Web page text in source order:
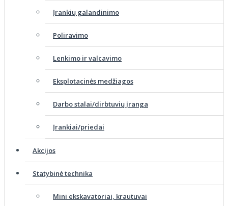
Įrankių galandinimo
Poliravimo
Lenkimo ir valcavimo
Eksplotacinės medžiagos
Darbo stalai/dirbtuvių įranga
Įrankiai/priedai
Akcijos
Statybinė technika
Mini ekskavatoriai, krautuvai